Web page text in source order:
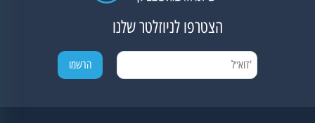
הצטרפו לניוזלטר שלנו